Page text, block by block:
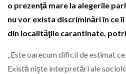
o prezenţă mare la alegerile
nu vor exista discriminări în ce
din localităţile carantinate,
„Este oarecum dificil de estimat
Există nişte interpretări ale